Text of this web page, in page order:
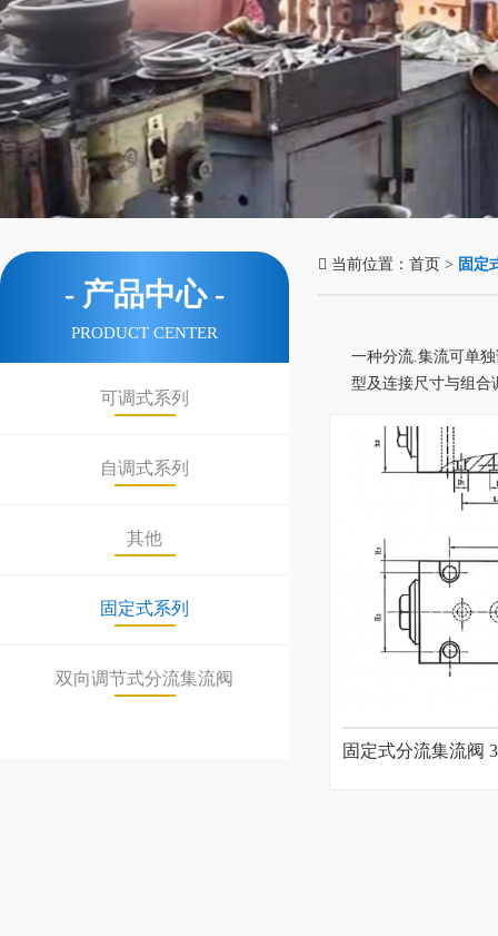
- 产品中心 -
PRODUCT CENTER
可调式系列
自调式系列
其他
固定式系列
双向调节式分流集流阀
 当前位置：首页 > 固定
一种分流.集流可单
型及连接尺寸与组合